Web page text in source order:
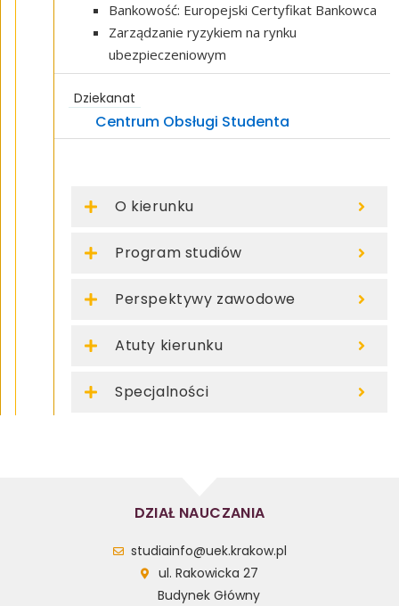
Bankowość: Europejski Certyfikat Bankowca
Zarządzanie ryzykiem na rynku
ubezpieczeniowym
Dziekanat
Centrum Obsługi Studenta
O kierunku
Program studiów
Perspektywy zawodowe
Atuty kierunku
Specjalności
DZIAŁ NAUCZANIA
studiainfo@uek.krakow.pl
ul. Rakowicka 27
Budynek Główny